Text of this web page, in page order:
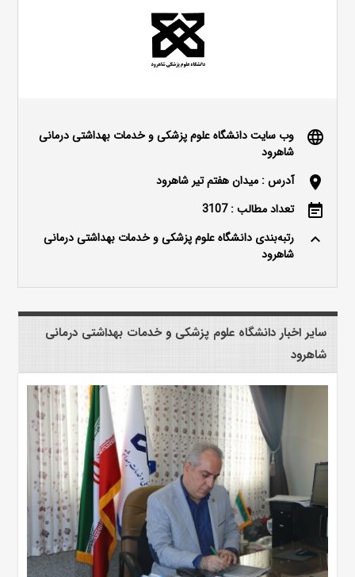
language
وب سایت دانشگاه علوم پزشکی و خدمات بهداشتی درمانی
شاهرود
location_on آدرس : میدان هفتم تیر شاهرود
event_note تعداد مطالب : 3107
keyboard_arrow_up
رتبه‌بندی دانشگاه علوم پزشکی و خدمات بهداشتی درمانی
شاهرود
سایر اخبار دانشگاه علوم پزشکی و خدمات بهداشتی درمانی
شاهرود